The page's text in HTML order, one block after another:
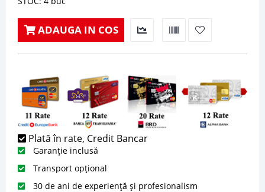
ADAUGA IN COS
Plată în rate, Credit Bancar
Garanție inclusă
Transport opțional
30 de ani de experiență și profesionalism